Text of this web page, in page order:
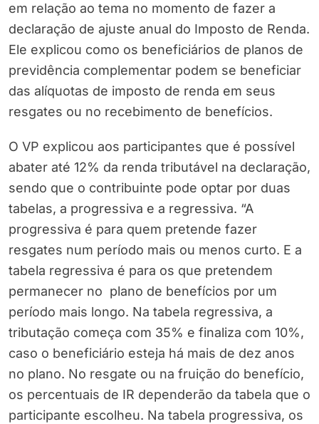
em relação ao tema no momento de fazer a
declaração de ajuste anual do Imposto de Renda.
Ele explicou como os beneficiários de planos de
previdência complementar podem se beneficiar
das alíquotas de imposto de renda em seus
resgates ou no recebimento de benefícios.
O VP explicou aos participantes que é possível
abater até 12% da renda tributável na declaração,
sendo que o contribuinte pode optar por duas
tabelas, a progressiva e a regressiva. “A
progressiva é para quem pretende fazer
resgates num período mais ou menos curto. E a
tabela regressiva é para os que pretendem
permanecer no plano de benefícios por um
período mais longo. Na tabela regressiva, a
tributação começa com 35% e finaliza com 10%,
caso o beneficiário esteja há mais de dez anos
no plano. No resgate ou na fruição do benefício,
os percentuais de IR dependerão da tabela que o
participante escolheu. Na tabela progressiva, os